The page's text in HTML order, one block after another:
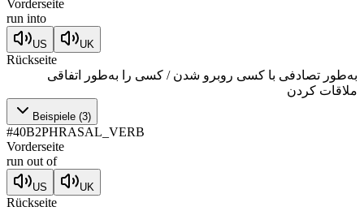
Vorderseite
run into
US UK
Rückseite
به‌طور تصادفی با کسی روبرو شدن / کسی را به‌طور اتفاقی
ملاقات کردن
Beispiele (3)
#40B2PHRASAL_VERB
Vorderseite
run out of
US UK
Rückseite